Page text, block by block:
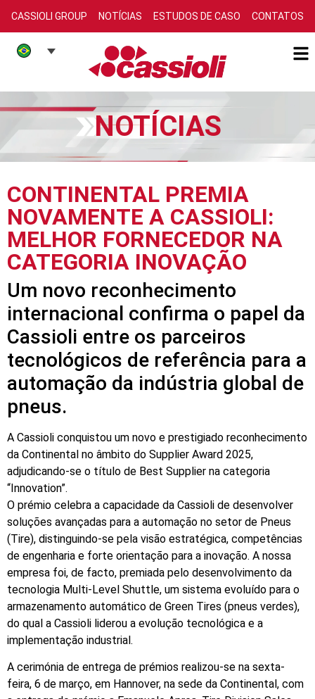
CASSIOLI GROUP NOTÍCIAS ESTUDOS DE CASO CONTATOS
NOTÍCIAS
CONTINENTAL PREMIA
NOVAMENTE A CASSIOLI:
MELHOR FORNECEDOR NA
CATEGORIA INOVAÇÃO
Um novo reconhecimento
internacional confirma o papel da
Cassioli entre os parceiros
tecnológicos de referência para a
automação da indústria global de
pneus.
A Cassioli conquistou um novo e prestigiado reconhecimento
da Continental no âmbito do Supplier Award 2025,
adjudicando-se o título de Best Supplier na categoria
“Innovation”.
O prémio celebra a capacidade da Cassioli de desenvolver
soluções avançadas para a automação no setor de Pneus
(Tire), distinguindo-se pela visão estratégica, competências
de engenharia e forte orientação para a inovação. A nossa
empresa foi, de facto, premiada pelo desenvolvimento da
tecnologia Multi-Level Shuttle, um sistema evoluído para o
armazenamento automático de Green Tires (pneus verdes),
do qual a Cassioli liderou a evolução tecnológica e a
implementação industrial.
A cerimónia de entrega de prémios realizou-se na sexta-
feira, 6 de março, em Hannover, na sede da Continental, com